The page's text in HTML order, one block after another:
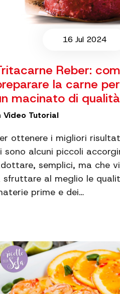
16 Jul 2024
Reber:
la carne
macinato di qualità
Video Tutorial
ottenere i migliori
sono alcuni piccoli
semplici, ma che
sfruttare al meglio le
prime e dei…